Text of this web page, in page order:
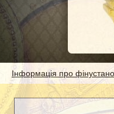
Інформація про